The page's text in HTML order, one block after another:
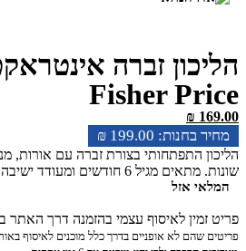
הליכון זברה
Fisher Price
₪ 199.00
₪ 169.00
שונות. מתאים מגיל 6 חודשים ומעודד ישיבה, משחק והליכה עצמאית.
המלאי אזל
פריט זמין לאיסוף עצמי בהזמנה דרך האתר